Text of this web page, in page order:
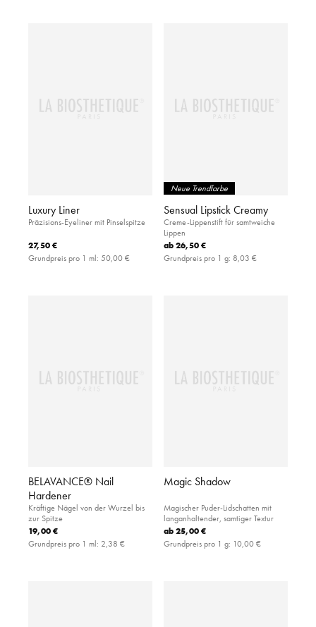
Luxury Liner
Präzisions-Eyeliner mit Pinselspitze
27,50 €
Grundpreis pro 1 ml: 50,00 €
Neue Trendfarbe
Sensual Lipstick Creamy
Creme-Lippenstift für samtweiche
Lippen
ab26,50 €
Grundpreis pro 1 g: 8,03 €
BELAVANCE® Nail
Hardener
Kräftige Nägel von der Wurzel bis
zur Spitze
19,00 €
Grundpreis pro 1 ml: 2,38 €
Magic Shadow
Magischer Puder-Lidschatten mit
langanhaltender, samtiger Textur
ab25,00 €
Grundpreis pro 1 g: 10,00 €